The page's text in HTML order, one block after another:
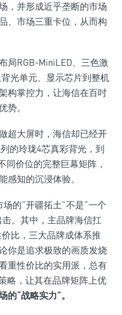
，并形成近乎垄断的市场
、市场三重卡位，从而构
局RGB-MiniLED、三色激
光单元、显示芯片到整机
构掌控力，让海信在百吋
势。
超大屏时，海信却已经开
的玲珑4芯真彩背光，到
同价位的完整巨幕矩阵，
感知的沉浸体验。
的“开疆拓土”不是“一个
。其中，主品牌海信扛
比，三大品牌成体系推
你是追求极致的画质发烧
重性价比的实用派，总有
略，让其在品牌矩阵上优
的“战略实力”。